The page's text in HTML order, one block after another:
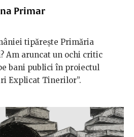
Primar
tipărește Primăria
Am aruncat un ochi critic
bani publici în proiectul
Explicat Tinerilor”.